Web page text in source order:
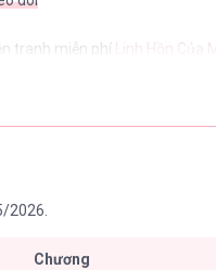
tranh miễn phí Linh Hồn Của
2026.
Chương